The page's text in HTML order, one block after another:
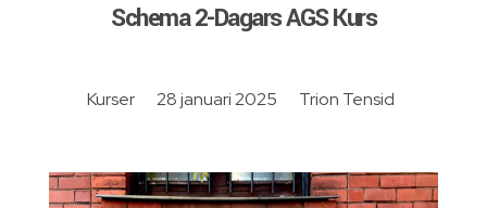
Schema 2-Dagars AGS Kurs
28 januari 2025 Trion Tensid
Kurser